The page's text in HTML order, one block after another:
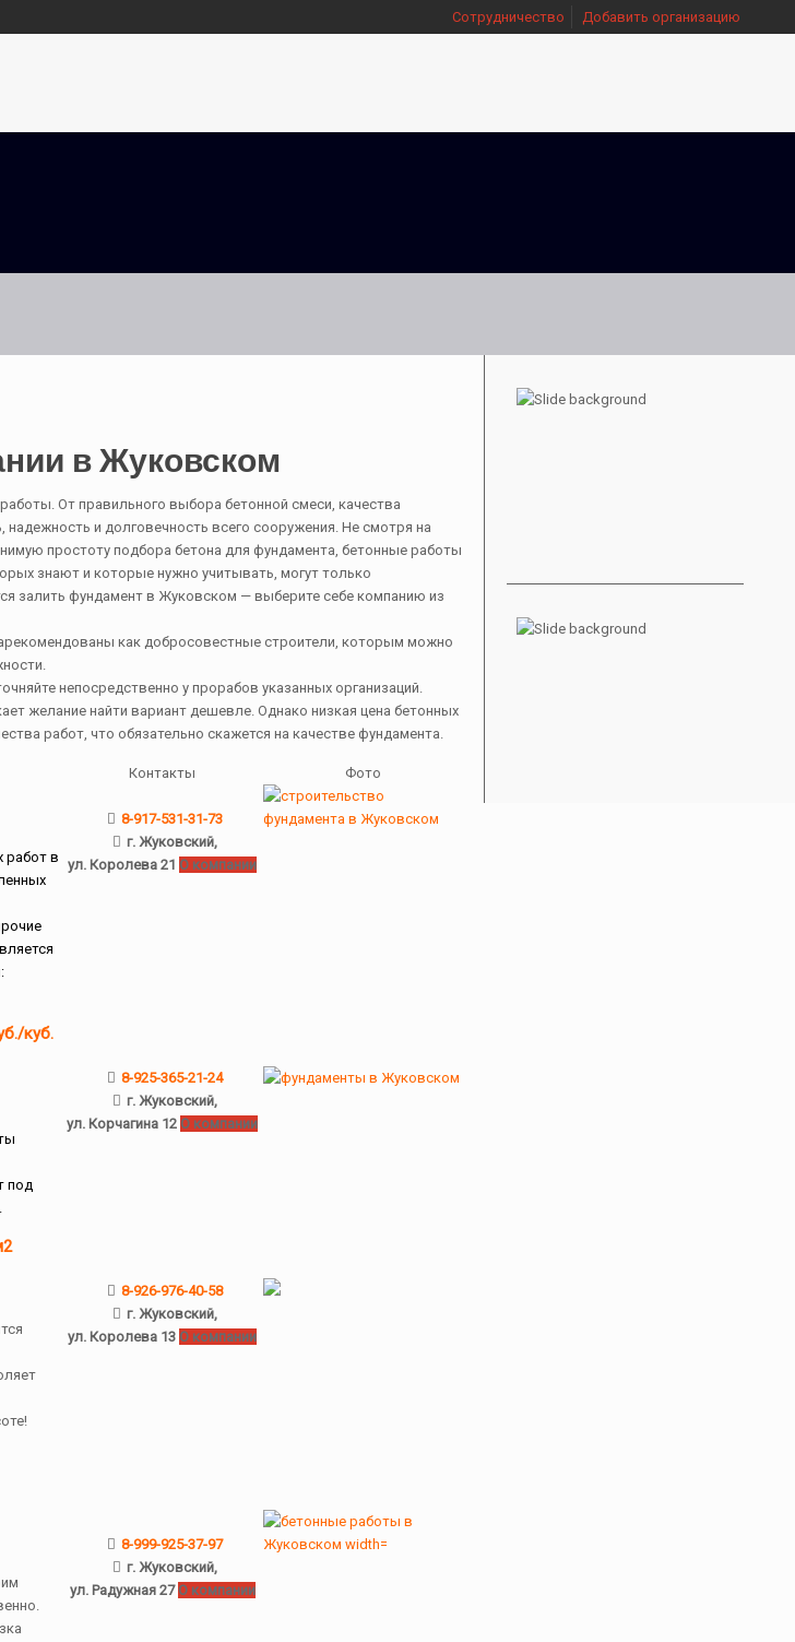
Сотрудничество Добавить организацию
в Жуковском
От правильного выбора бетонной смеси, качества
надежность и долговечность всего сооружения. Не смотря на
простоту подбора бетона для фундамента, бетонные работы
знают и которые нужно учитывать, могут только
залить фундамент в Жуковском — выберите себе компанию из
как добросовестные строители, которым можно
непосредственно у прорабов указанных организаций.
желание найти вариант дешевле. Однако низкая цена бетонных
работ, что обязательно скажется на качестве фундамента.
Контакты Фото
работ в
куб.
8-917-531-31-73
г. Жуковский,
ул. Королева 21 О компании
под
8-925-365-21-24
г. Жуковский,
ул. Корчагина 12 О компании
8-926-976-40-58
г. Жуковский,
ул. Королева 13 О компании
8-999-925-37-97
г. Жуковский,
ул. Радужная 27 О компании